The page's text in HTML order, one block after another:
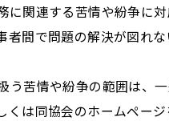
に関連する苦情や紛争に
者間で問題の解決が図れ
う苦情や紛争の範囲は、
くは同協会のホームページ